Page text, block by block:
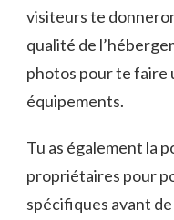
visiteurs te
qualité de
photos pour te faire
équipements.
Tu as également la
propriétaires pour
spécifiques avant